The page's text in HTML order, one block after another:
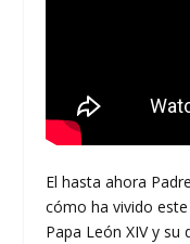
El hasta ahora
cómo ha vivido
Papa León XIV y